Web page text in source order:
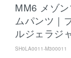
MM6 メゾ
ムパンツ｜
ルジェラジ
SH0LA0011-M300011